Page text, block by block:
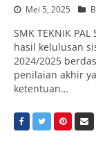
Mei 5, 2025
SMK TEKNIK
hasil kelulusan
2024/2025
penilaian akhir
ketentuan…